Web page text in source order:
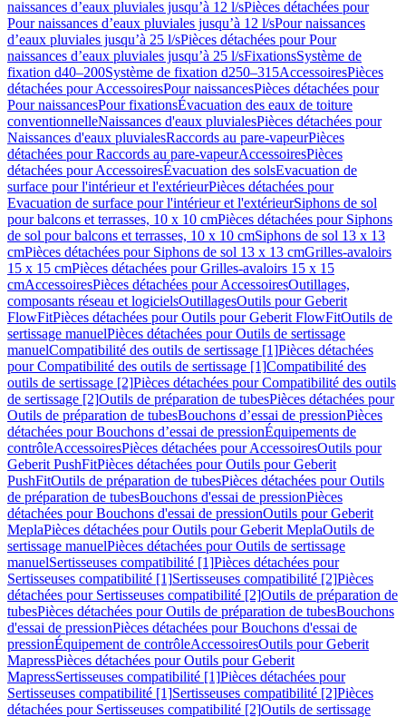
naissances d’eaux pluviales jusqu’à 12 l/sPièces détachées pour
Pour naissances d’eaux pluviales jusqu’à 12 l/sPour naissances
d’eaux pluviales jusqu’à 25 l/sPièces détachées pour Pour
naissances d’eaux pluviales jusqu’à 25 l/sFixationsSystème de
fixation d40–200Système de fixation d250–315AccessoiresPièces
détachées pour AccessoiresPour naissancesPièces détachées pour
Pour naissancesPour fixationsÉvacuation des eaux de toiture
conventionnelleNaissances d'eaux pluvialesPièces détachées pour
Naissances d'eaux pluvialesRaccords au pare-vapeurPièces
détachées pour Raccords au pare-vapeurAccessoiresPièces
détachées pour AccessoiresÉvacuation des solsEvacuation de
surface pour l'intérieur et l'extérieurPièces détachées pour
Evacuation de surface pour l'intérieur et l'extérieurSiphons de sol
pour balcons et terrasses, 10 x 10 cmPièces détachées pour Siphons
de sol pour balcons et terrasses, 10 x 10 cmSiphons de sol 13 x 13
cmPièces détachées pour Siphons de sol 13 x 13 cmGrilles-avaloirs
15 x 15 cmPièces détachées pour Grilles-avaloirs 15 x 15
cmAccessoiresPièces détachées pour AccessoiresOutillages,
composants réseau et logicielsOutillagesOutils pour Geberit
FlowFitPièces détachées pour Outils pour Geberit FlowFitOutils de
sertissage manuelPièces détachées pour Outils de sertissage
manuelCompatibilité des outils de sertissage [1]Pièces détachées
pour Compatibilité des outils de sertissage [1]Compatibilité des
outils de sertissage [2]Pièces détachées pour Compatibilité des outils
de sertissage [2]Outils de préparation de tubesPièces détachées pour
Outils de préparation de tubesBouchons d’essai de pressionPièces
détachées pour Bouchons d’essai de pressionÉquipements de
contrôleAccessoiresPièces détachées pour AccessoiresOutils pour
Geberit PushFitPièces détachées pour Outils pour Geberit
PushFitOutils de préparation de tubesPièces détachées pour Outils
de préparation de tubesBouchons d'essai de pressionPièces
détachées pour Bouchons d'essai de pressionOutils pour Geberit
MeplaPièces détachées pour Outils pour Geberit MeplaOutils de
sertissage manuelPièces détachées pour Outils de sertissage
manuelSertisseuses compatibilité [1]Pièces détachées pour
Sertisseuses compatibilité [1]Sertisseuses compatibilité [2]Pièces
détachées pour Sertisseuses compatibilité [2]Outils de préparation de
tubesPièces détachées pour Outils de préparation de tubesBouchons
d'essai de pressionPièces détachées pour Bouchons d'essai de
pressionÉquipement de contrôleAccessoiresOutils pour Geberit
MapressPièces détachées pour Outils pour Geberit
MapressSertisseuses compatibilité [1]Pièces détachées pour
Sertisseuses compatibilité [1]Sertisseuses compatibilité [2]Pièces
détachées pour Sertisseuses compatibilité [2]Outils de sertissage